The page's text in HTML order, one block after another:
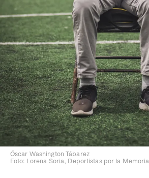
Óscar Washington Tábarez
Foto: Lorena Soria, Deportistas por la